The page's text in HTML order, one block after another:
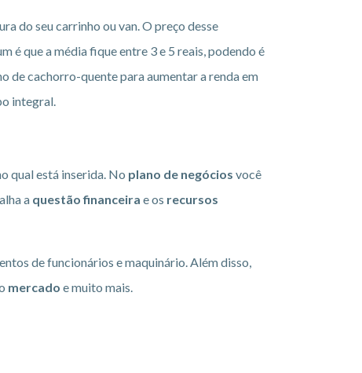
do seu carrinho ou van. O preço desse
é que a média fique entre 3 e 5 reais, podendo é
de cachorro-quente para aumentar a renda em
integral.
qual está inserida. No plano de negócios você
a questão financeira e os recursos
de funcionários e maquinário. Além disso,
mercado e muito mais.